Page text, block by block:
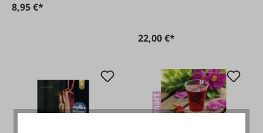
8,95 €*
22,00 €*